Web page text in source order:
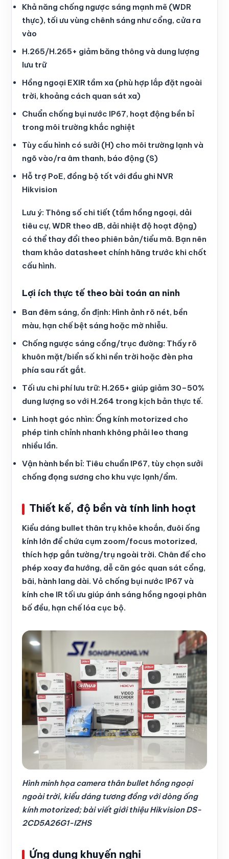
Khả năng chống ngược sáng mạnh mẽ (WDR
thực), tối ưu vùng chênh sáng như cổng, cửa ra
vào
H.265/H.265+ giảm băng thông và dung lượng
lưu trữ
Hồng ngoại EXIR tầm xa (phù hợp lắp đặt ngoài
trời, khoảng cách quan sát xa)
Chuẩn chống bụi nước IP67, hoạt động bền bỉ
trong môi trường khắc nghiệt
Tùy cấu hình có sưởi (H) cho môi trường lạnh và
ngõ vào/ra âm thanh, báo động (S)
Hỗ trợ PoE, đồng bộ tốt với đầu ghi NVR
Hikvision
Lưu ý: Thông số chi tiết (tầm hồng ngoại, dải
tiêu cự, WDR theo dB, dải nhiệt độ hoạt động)
có thể thay đổi theo phiên bản/tiểu mã. Bạn nên
tham khảo datasheet chính hãng trước khi chốt
cấu hình.
Lợi ích thực tế theo bài toán an ninh
Ban đêm sáng, ổn định: Hình ảnh rõ nét, bền
màu, hạn chế bệt sáng hoặc mờ nhiễu.
Chống ngược sáng cổng/trục đường: Thấy rõ
khuôn mặt/biển số khi nền trời hoặc đèn pha
phía sau rất gắt.
Tối ưu chi phí lưu trữ: H.265+ giúp giảm 30–50%
dung lượng so với H.264 trong kịch bản thực tế.
Linh hoạt góc nhìn: Ống kính motorized cho
phép tinh chỉnh nhanh không phải leo thang
nhiều lần.
Vận hành bền bỉ: Tiêu chuẩn IP67, tùy chọn sưởi
chống đọng sương cho khu vực lạnh/ẩm.
Thiết kế, độ bền và tính linh hoạt
Kiểu dáng bullet thân trụ khỏe khoắn, đuôi ống
kính lớn để chứa cụm zoom/focus motorized,
thích hợp gắn tường/trụ ngoài trời. Chân đế cho
phép xoay đa hướng, dễ căn góc quan sát cổng,
bãi, hành lang dài. Vỏ chống bụi nước IP67 và
kính che IR tối ưu giúp ánh sáng hồng ngoại phân
bố đều, hạn chế lóa cục bộ.
Hình minh họa camera thân bullet hồng ngoại
ngoài trời, kiểu dáng tương đồng với dòng ống
kính motorized; bài viết giới thiệu Hikvision DS-
2CD5A26G1-IZHS
Ứng dụng khuyến nghị